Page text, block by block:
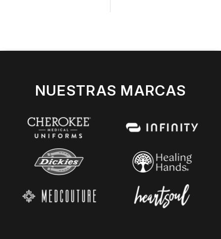
NUESTRAS MARCAS